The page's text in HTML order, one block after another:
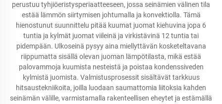
perustuu tyhjiöeristysperiaatteeseen, jossa seinämien välinen tila
estää lämmön siirtymisen johtumalla ja konvektiolla. Tämä
hienostunut suunnittelu pitää kuumat juomat kiehuvina jopa 6
tuntia ja kylmät juomat viileinä ja virkistävinä 12 tuntia tai
pidempään. Ulkoseinä pysyy aina miellyttävän kosketeltavana
riippumatta sisällä olevan juoman lämpötilasta, mikä estää
palovammoja kuumista nesteistä ja poistaa kondenssiveden
kylmistä juomista. Valmistusprosessit sisältävät tarkkuus
hitsaustekniikoita, joilla luodaan saumattomia liitoksia kahden
seinämän välille, varmistamalla rakenteellisen eheytet ja estämällä